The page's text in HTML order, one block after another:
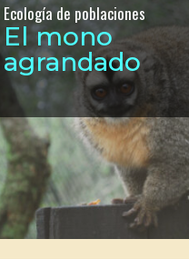
Ecología de poblaciones
El mono
agrandado